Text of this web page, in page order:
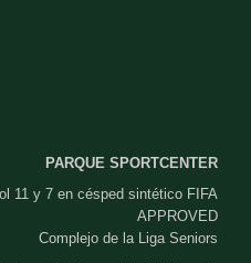
PARQUE SPORTCENTER
11 y 7 en césped sintético FIFA
APPROVED
Complejo de la Liga Seniors